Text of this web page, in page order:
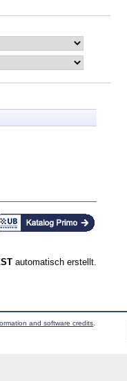
automatisch erstellt.
and software credits